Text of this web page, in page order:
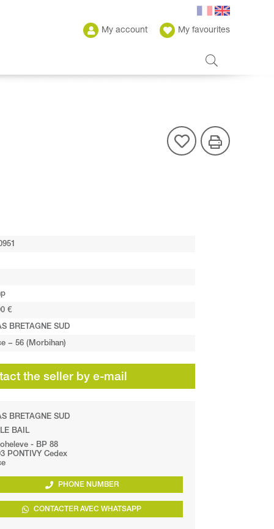
My account My favourites
€
BRETAGNE SUD
− 56 (Morbihan)
the seller by e-mail
BRETAGNE SUD
BAIL
- BP 88
PONTIVY Cedex
PHONE NUMBER
CONTACTER AVEC WHATSAPP